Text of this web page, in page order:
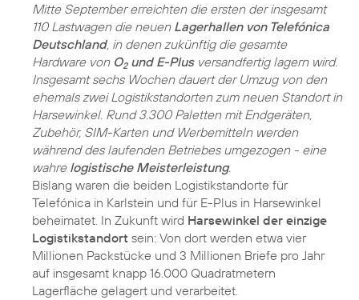
Mitte September erreichten die ersten der insgesamt
110 Lastwagen die neuen Lagerhallen von Telefónica
Deutschland, in denen zukünftig die gesamte
Hardware von O2und E-Plusversandfertig lagern wird.
Insgesamt sechs Wochen dauert der Umzug von den
ehemals zwei Logistikstandorten zum neuen Standort in
Harsewinkel. Rund 3.300 Paletten mit Endgeräten,
Zubehör, SIM-Karten und Werbemitteln werden
während des laufenden Betriebes umgezogen - eine
wahre logistische Meisterleistung.
Bislang waren die beiden Logistikstandorte für
Telefónica in Karlstein und für E-Plus in Harsewinkel
beheimatet. In Zukunft wird Harsewinkel der einzige
Logistikstandort sein: Von dort werden etwa vier
Millionen Packstücke und 3 Millionen Briefe pro Jahr
auf insgesamt knapp 16.000 Quadratmetern
Lagerfläche gelagert und verarbeitet.